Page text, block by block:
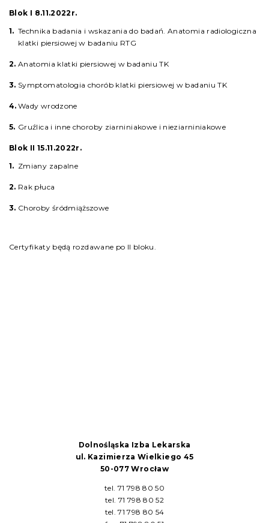
Blok I 8.11.2022r.
Technika badania i wskazania do badań. Anatomia radiologiczna
klatki piersiowej w badaniu RTG
Anatomia klatki piersiowej w badaniu TK
Symptomatologia chorób klatki piersiowej w badaniu TK
Wady wrodzone
Gruźlica i inne choroby ziarniniakowe i nieziarniniakowe
Blok II 15.11.2022r.
Zmiany zapalne
Rak płuca
Choroby śródmiąższowe
Certyfikaty będą rozdawane po II bloku.
Dolnośląska Izba Lekarska
ul. Kazimierza Wielkiego 45
50-077 Wrocław
tel. 71 798 80 50
tel. 71 798 80 52
tel. 71 798 80 54